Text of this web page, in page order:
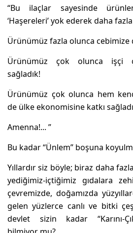
“Bu ilaçlar sayesinde
‘Haşereleri’ yok ederek daha
Ürünümüz fazla olunca cebimize
Ürünümüz çok olunca işçi
sağladık!
Ürünümüz çok olunca hem
de ülke ekonomisine katkı
Amenna!... ”
Bu kadar “Ünlem” boşuna
Yıllardır siz böyle; biraz daha
yediğimiz-içtiğimiz gıdalara
çevremizde, doğamızda
gelen yüzlerce canlı ve bitki
devlet sizin kadar “Karını-